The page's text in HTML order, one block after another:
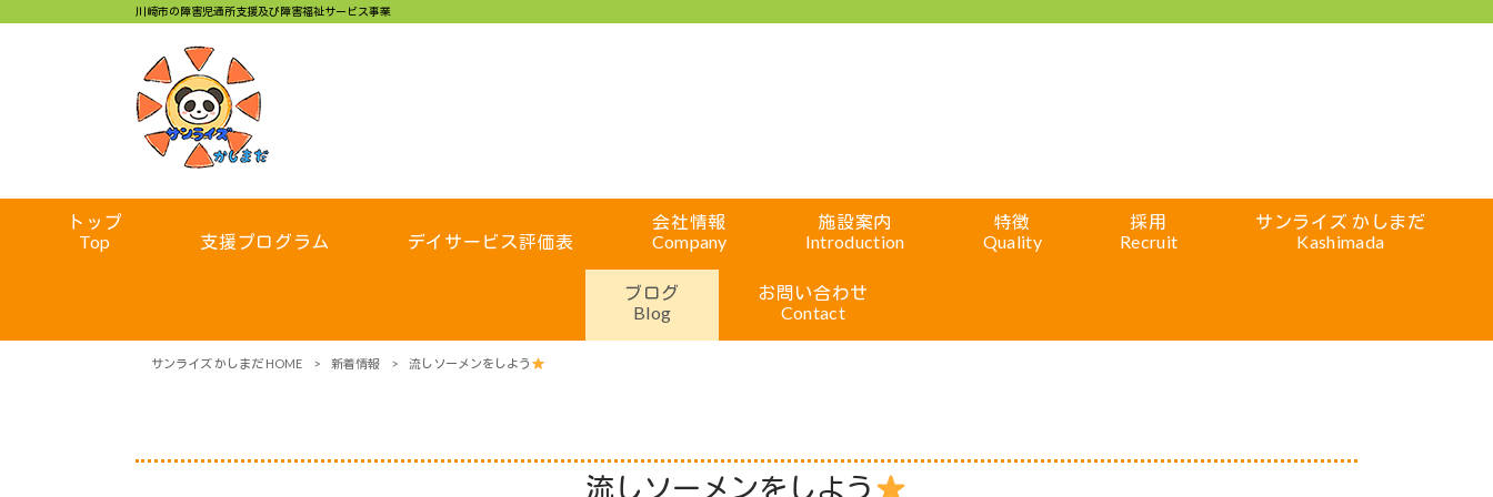
川崎市の障害児通所支援及び障害福祉サービス事業
トップ
Top
支援プログラム デイサービス評価表
会社情報
Company
施設案内
Introduction
特徴
Quality
採用
Recruit
サンライズ かしまだ
Kashimada
ブログ
Blog
お問い合わせ
Contact
サンライズ かしまだ HOME > 新着情報 > 流しソーメンをしよう
流しソーメンをしよう